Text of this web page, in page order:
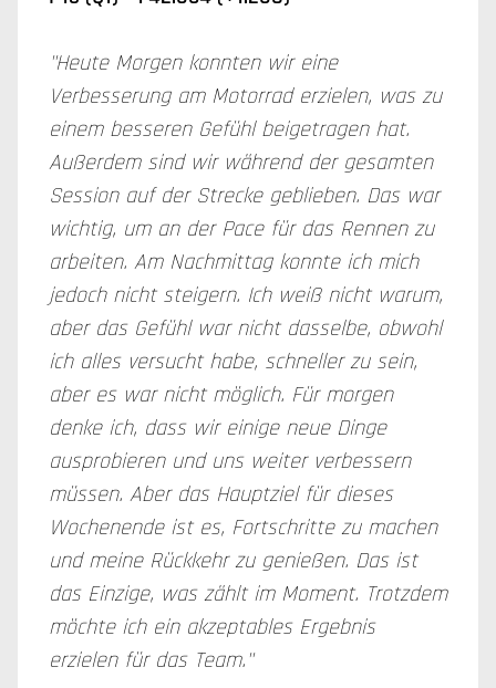
"Heute Morgen konnten wir eine
Verbesserung am Motorrad erzielen, was zu
einem besseren Gefühl beigetragen hat.
Außerdem sind wir während der gesamten
Session auf der Strecke geblieben. Das war
wichtig, um an der Pace für das Rennen zu
arbeiten. Am Nachmittag konnte ich mich
jedoch nicht steigern. Ich weiß nicht warum,
aber das Gefühl war nicht dasselbe, obwohl
ich alles versucht habe, schneller zu sein,
aber es war nicht möglich. Für morgen
denke ich, dass wir einige neue Dinge
ausprobieren und uns weiter verbessern
müssen. Aber das Hauptziel für dieses
Wochenende ist es, Fortschritte zu machen
und meine Rückkehr zu genießen. Das ist
das Einzige, was zählt im Moment. Trotzdem
möchte ich ein akzeptables Ergebnis
erzielen für das Team."